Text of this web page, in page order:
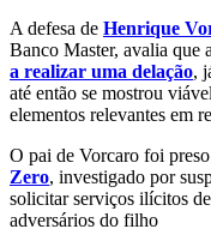
A defesa de Henrique
Banco Master, avalia que
a realizar uma delação,
até então se mostrou
elementos relevantes em
O pai de Vorcaro foi
Zero, investigado por
solicitar serviços ilícitos
adversários do filho